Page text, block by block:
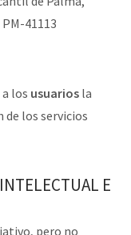
41113
los usuarios la
de los servicios
E
pero no